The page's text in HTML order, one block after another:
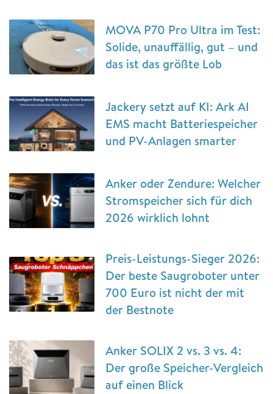
MOVA P70 Pro Ultra im Test:
Solide, unauffällig, gut – und
das ist das größte Lob
Jackery setzt auf KI: Ark AI
EMS macht Batteriespeicher
und PV-Anlagen smarter
Anker oder Zendure: Welcher
Stromspeicher sich für dich
2026 wirklich lohnt
Preis-Leistungs-Sieger 2026:
Der beste Saugroboter unter
700 Euro ist nicht der mit
der Bestnote
Anker SOLIX 2 vs. 3 vs. 4:
Der große Speicher-Vergleich
auf einen Blick